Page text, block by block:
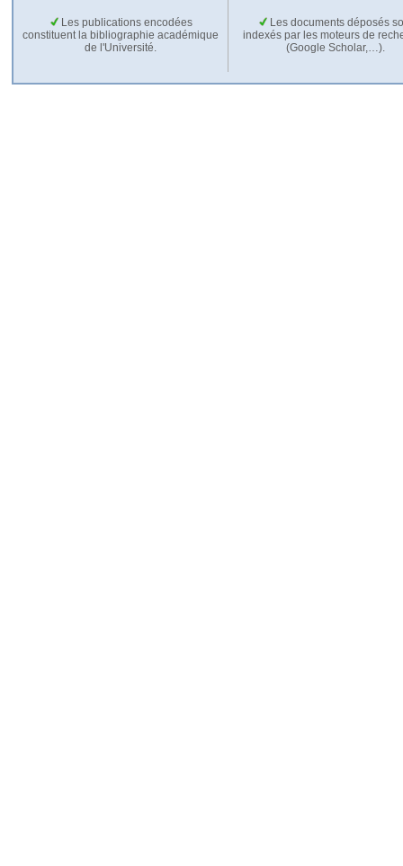
Les publications encodées
constituent la bibliographie académique
de l'Université.
Les documents déposés
indexés par les moteurs de
(Google Scholar,…).